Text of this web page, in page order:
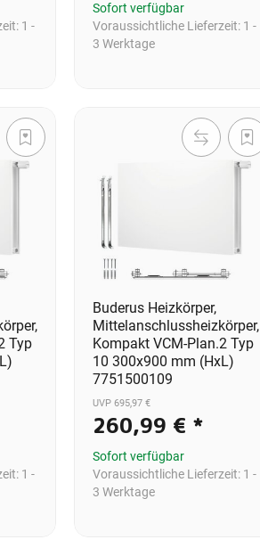
1 -
Sofort verfügbar
Voraussichtliche Lieferzeit: 1 -
3 Werktage
Typ
1 -
Buderus Heizkörper,
Mittelanschlussheizkörper,
Kompakt VCM-Plan.2 Typ
10 300x900 mm (HxL)
7751500109
UVP 695,97 €
260,99 € *
Sofort verfügbar
Voraussichtliche Lieferzeit: 1 -
3 Werktage